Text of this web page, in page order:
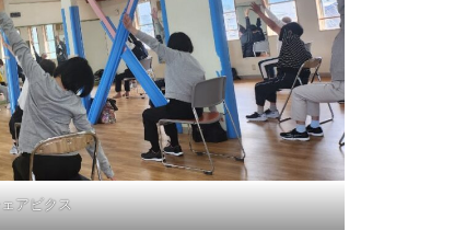
アビクス